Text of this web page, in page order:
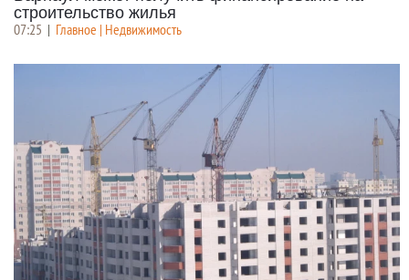
строительство жилья
07:25 | Главное | Недвижимость